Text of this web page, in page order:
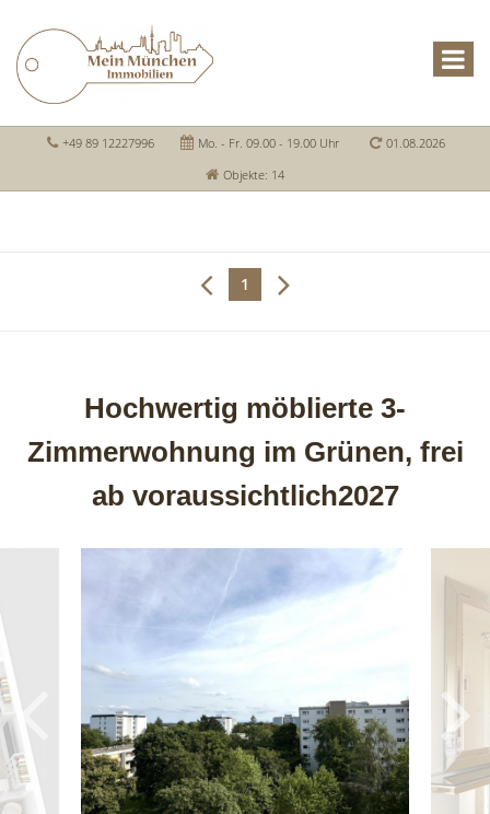
+49 89 12227996 Mo. - Fr. 09.00 - 19.00 Uhr
01.08.2026
Objekte: 14
1
Hochwertig möblierte 3-
Zimmerwohnung im Grünen, frei
ab voraussichtlich2027